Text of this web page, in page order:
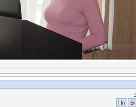
Пн
Вт